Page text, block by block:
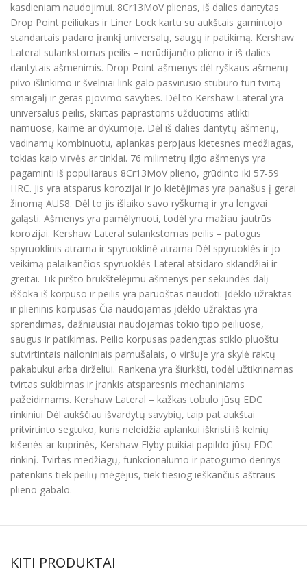
kasdieniam naudojimui. 8Cr13MoV plienas, iš dalies dantytas
Drop Point peiliukas ir Liner Lock kartu su aukštais gamintojo
standartais padaro įrankį universalų, saugų ir patikimą. Kershaw
Lateral sulankstomas peilis – nerūdijančio plieno ir iš dalies
dantytais ašmenimis. Drop Point ašmenys dėl ryškaus ašmenų
pilvo išlinkimo ir švelniai link galo pasvirusio stuburo turi tvirtą
smaigalį ir geras pjovimo savybes. Dėl to Kershaw Lateral yra
universalus peilis, skirtas paprastoms užduotims atlikti
namuose, kaime ar dykumoje. Dėl iš dalies dantytų ašmenų,
vadinamų kombinuotu, aplankas perpjaus kietesnes medžiagas,
tokias kaip virvės ar tinklai. 76 milimetrų ilgio ašmenys yra
pagaminti iš populiaraus 8Cr13MoV plieno, grūdinto iki 57-59
HRC. Jis yra atsparus korozijai ir jo kietėjimas yra panašus į gerai
žinomą AUS8. Dėl to jis išlaiko savo ryškumą ir yra lengvai
galąsti. Ašmenys yra pamėlynuoti, todėl yra mažiau jautrūs
korozijai. Kershaw Lateral sulankstomas peilis – patogus
spyruoklinis atrama ir spyruoklinė atrama Dėl spyruoklės ir jo
veikimą palaikančios spyruoklės Lateral atsidaro sklandžiai ir
greitai. Tik piršto brūkštelėjimu ašmenys per sekundės dalį
iššoka iš korpuso ir peilis yra paruoštas naudoti. Įdėklo užraktas
ir plieninis korpusas Čia naudojamas įdėklo užraktas yra
sprendimas, dažniausiai naudojamas tokio tipo peiliuose,
saugus ir patikimas. Peilio korpusas padengtas stiklo pluoštu
sutvirtintais nailoniniais pamušalais, o viršuje yra skylė raktų
pakabukui arba dirželiui. Rankena yra šiurkšti, todėl užtikrinamas
tvirtas sukibimas ir įrankis atsparesnis mechaniniams
pažeidimams. Kershaw Lateral – kažkas tobulo jūsų EDC
rinkiniui Dėl aukščiau išvardytų savybių, taip pat aukštai
pritvirtinto segtuko, kuris neleidžia aplankui iškristi iš kelnių
kišenės ar kuprinės, Kershaw Flyby puikiai papildo jūsų EDC
rinkinį. Tvirtas medžiagų, funkcionalumo ir patogumo derinys
patenkins tiek peilių mėgėjus, tiek tiesiog ieškančius aštraus
plieno gabalo.
KITI PRODUKTAI